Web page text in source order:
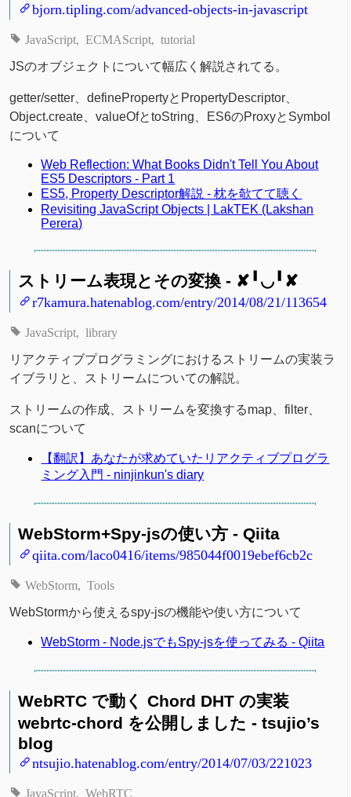
bjorn.tipling.com/advanced-objects-in-javascript
JavaScript ECMAScript tutorial
JSのオブジェクトについて幅広く解説されてる。
getter/setter、definePropertyとPropertyDescriptor、
Object.create、valueOfとtoString、ES6のProxyとSymbol
について
Web Reflection: What Books Didn't Tell You About
ES5 Descriptors - Part 1
ES5, Property Descriptor解説 - 枕を欹てて聴く
Revisiting JavaScript Objects | LakTEK (Lakshan
Perera)
ストリーム表現とその変換 - ✘╹◡╹✘
r7kamura.hatenablog.com/entry/2014/08/21/113654
JavaScript library
リアクティブプログラミングにおけるストリームの実装ラ
イブラリと、ストリームについての解説。
ストリームの作成、ストリームを変換するmap、filter、
scanについて
【翻訳】あなたが求めていたリアクティブプログラ
ミング入門 - ninjinkun's diary
WebStorm+Spy-jsの使い方 - Qiita
qiita.com/laco0416/items/985044f0019ebef6cb2c
WebStorm Tools
WebStormから使えるspy-jsの機能や使い方について
WebStorm - Node.jsでもSpy-jsを使ってみる - Qiita
WebRTC で動く Chord DHT の実装
webrtc-chord を公開しました - tsujio’s
blog
ntsujio.hatenablog.com/entry/2014/07/03/221023
JavaScript WebRTC